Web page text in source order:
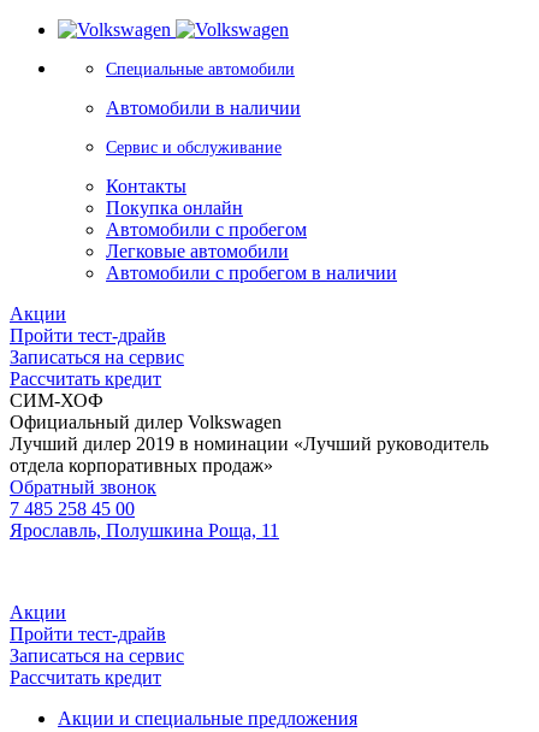
Специальные автомобили
Автомобили в наличии
Сервис и обслуживание
Контакты
Покупка онлайн
Автомобили с пробегом
Легковые автомобили
Автомобили с пробегом в наличии
Акции
Пройти тест-драйв
Записаться на сервис
Рассчитать кредит
СИМ-ХОФ
Официальный дилер Volkswagen
Лучший дилер 2019 в номинации «Лучший руководитель
отдела корпоративных продаж»
Обратный звонок
7 485 258 45 00
Ярославль, Полушкина Роща, 11
Акции
Пройти тест-драйв
Записаться на сервис
Рассчитать кредит
Акции и специальные предложения